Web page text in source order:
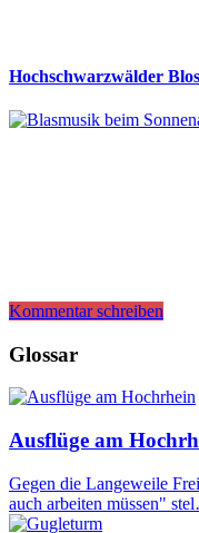
Hochschwarzwälder
Kommentar schreiben
Glossar
Ausflüge am
Gegen die Langeweile
auch arbeiten müssen"